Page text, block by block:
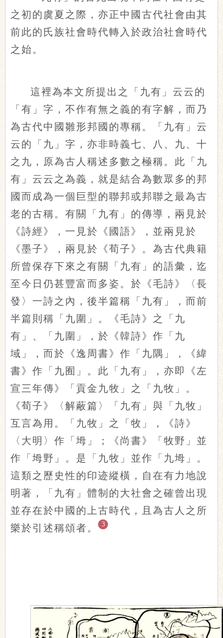
之初的虞夏之際，亦正中國古代社會由其
前此的氏族社會時代轉入於政治社會時代
之始。
這裡為本文所提出之「九有」云云的
「有」字，不作有無之義的有字解，而乃
為古代中國雛形邦國的專稱。「九有」云
云的「九」字，亦非時義七、八、九、十
之九，原為古人稱述多數之極稱。此「九
有」云云之為義，就是結合為數眾多的邦
國而成為一個巨型的聯邦或邦聯之最為古
老的古稱。有關「九有」的傳導，兩見於
《詩經》，一見於《國語》，並兩見於
《墨子》，兩見於《荀子》。為古代典籍
所曾保存下來之有關「九有」的語彙，迄
至今日仍甚豐富而多姿。於《毛詩》〈長
發〉一詩之內，後半篇稱「九有」，而前
半篇則稱「九圍」。《毛詩》之「九
有」、「九圍」，於《韓詩》作「九
域」，而於《逸周書》作「九隅」，《緯
書》作「九囿」。此「九有」，亦即《左
宣三年傳》「貢金九牧」之「九牧」。
《荀子》〈解蔽篇〉「九有」與「九牧」
互言為用。「九牧」之「牧」，
《詩》
〈 大明 〉 作「坶」；《尚書》「牧野」並
作「坶野」。是「九牧」並作「九坶」。
這類之歷史性的印迹縱橫，自在有力地說
明著，「九有」體制的大社會之確曾出現
並存在於中國的上古時代，且為古人之所
樂於引述稱頌者。
3